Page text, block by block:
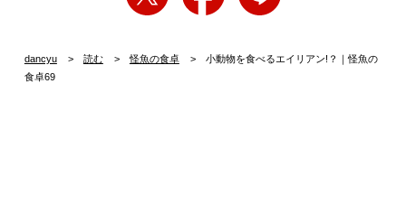
dancyu 読む 怪魚の食卓
小動物を食べるエイリアン!？｜怪魚の
食卓69